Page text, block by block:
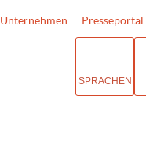
Unternehmen Presseportal
SPRACHEN